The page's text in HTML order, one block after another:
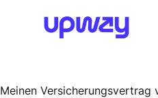
Meinen Versicherungsvertrag